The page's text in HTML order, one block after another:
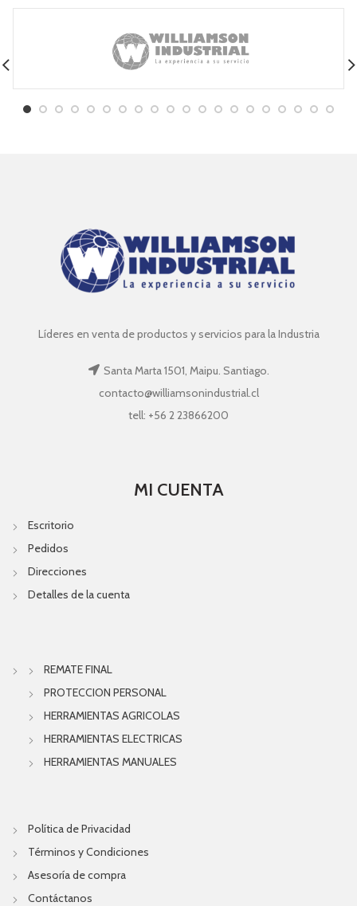
Líderes en venta de productos y servicios para la Industria
Santa Marta 1501, Maipu. Santiago.
contacto@williamsonindustrial.cl
tell: +56 2 23866200
MI CUENTA
Escritorio
Pedidos
Direcciones
Detalles de la cuenta
REMATE FINAL
PROTECCION PERSONAL
HERRAMIENTAS AGRICOLAS
HERRAMIENTAS ELECTRICAS
HERRAMIENTAS MANUALES
Política de Privacidad
Términos y Condiciones
Asesoría de compra
Contáctanos